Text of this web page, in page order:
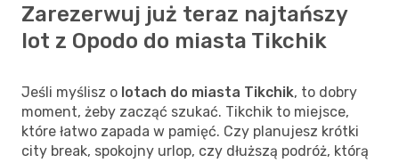
Zarezerwuj już teraz najtańszy
lot z Opodo do miasta Tikchik
Jeśli myślisz o lotach do miasta Tikchik, to dobry
moment, żeby zacząć szukać. Tikchik to miejsce,
które łatwo zapada w pamięć. Czy planujesz krótki
city break, spokojny urlop, czy dłuższą podróż, którą